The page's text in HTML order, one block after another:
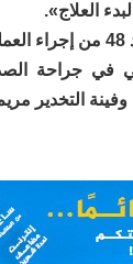
العلاج».
في جراحة
التخدير